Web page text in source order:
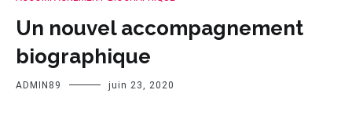
Un nouvel accompagnement
biographique
ADMIN89 juin 23, 2020